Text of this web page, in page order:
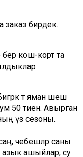
заказ бирдек.
бер кош-корт та
тә яман шеш
50 тиен. Авырган
үз сезоны.
чебешләр саны
азык ашыйлар, су